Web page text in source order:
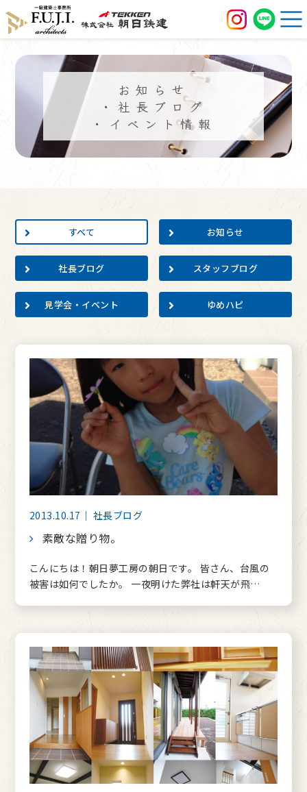
お知らせ
・社長ブログ
・イベント情報
すべて お知らせ
社長ブログ スタッフブログ
見学会・イベント ゆめハピ
2013.10.17｜ 社長ブログ
素敵な贈り物。
こんにちは！朝日夢工房の朝日です。 皆さん、台風の
被害は如何でしたか。 一夜明けた弊社は軒天が飛…